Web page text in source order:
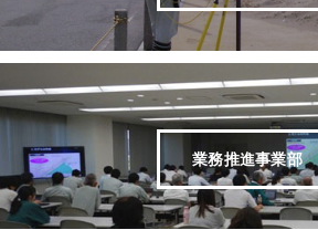
業務推進事業部